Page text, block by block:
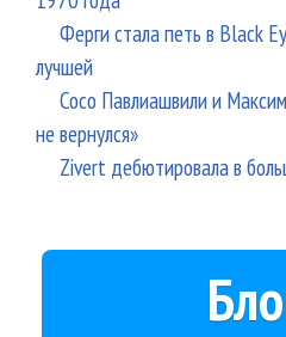
Ферги стала петь в Black
лучшей
Сосо Павлиашвили и
не вернулся»
Zivert дебютировала в